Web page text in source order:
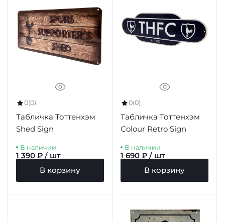
0(0)
Табличка Тоттенхэм
Shed Sign
В наличии
1 390 ₽ / шт
В корзину
0(0)
Табличка Тоттенхэм
Colour Retro Sign
В наличии
1 690 ₽ / шт
В корзину